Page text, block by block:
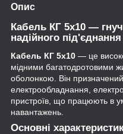
Опис
Кабель КГ 5х10 —
надійного під'єднання
Кабель КГ 5х10 — це
мідними багатодротовими
оболонкою. Він
електрообладнання,
пристроїв, що працюють в
навантажень.
Основні